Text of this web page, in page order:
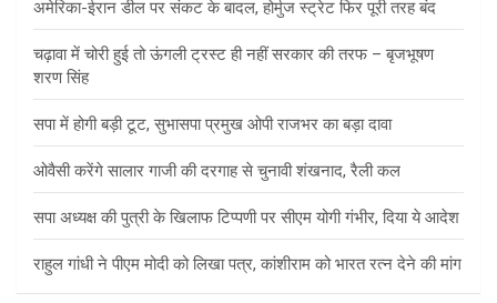
अमेरिका-ईरान डील पर संकट के बादल, होर्मुज स्ट्रेट फिर पूरी तरह बंद
चढ़ावा में चोरी हुई तो ऊंगली ट्रस्ट ही नहीं सरकार की तरफ – बृजभूषण
शरण सिंह
सपा में होगी बड़ी टूट, सुभासपा प्रमुख ओपी राजभर का बड़ा दावा
ओवैसी करेंगे सालार गाजी की दरगाह से चुनावी शंखनाद, रैली कल
सपा अध्यक्ष की पुत्री के खिलाफ टिप्पणी पर सीएम योगी गंभीर, दिया ये आदेश
राहुल गांधी ने पीएम मोदी को लिखा पत्र, कांशीराम को भारत रत्न देने की मांग